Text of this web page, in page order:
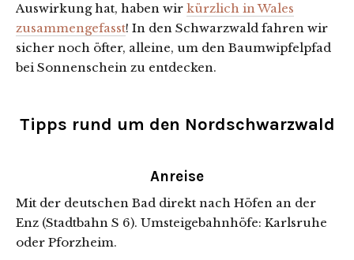
Auswirkung hat, haben wir kürzlich in Wales
zusammengefasst! In den Schwarzwald fahren wir
sicher noch öfter, alleine, um den Baumwipfelpfad
bei Sonnenschein zu entdecken.
Tipps rund um den Nordschwarzwald
Anreise
Mit der deutschen Bad direkt nach Höfen an der
Enz (Stadtbahn S 6). Umsteigebahnhöfe: Karlsruhe
oder Pforzheim.